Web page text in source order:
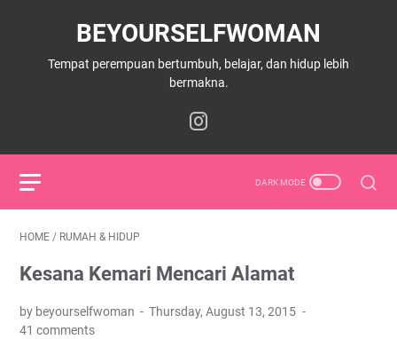
BEYOURSELFWOMAN
Tempat perempuan bertumbuh, belajar, dan hidup lebih
bermakna.
HOME / RUMAH & HIDUP
Kesana Kemari Mencari Alamat
by beyourselfwoman
Thursday, August 13, 2015
41 comments